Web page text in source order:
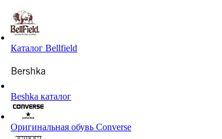
Каталог Bellfield
Beshka каталог
Оригинальная обувь Converse